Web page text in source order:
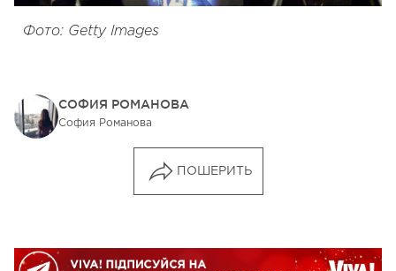
Фото: Getty Images
СОФИЯ РОМАНОВА
София Романова
ПОШЕРИТЬ